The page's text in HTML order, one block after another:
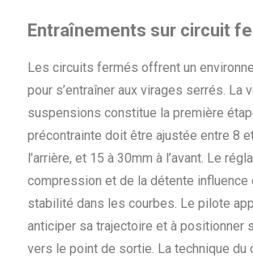
Entraînements sur circuit
Les circuits fermés offrent un
pour s’entraîner aux virages serrés. La
suspensions constitue la première
précontrainte doit être ajustée entre 8
l’arrière, et 15 à 30mm à l’avant. Le
compression et de la détente influence
stabilité dans les courbes. Le pilote
anticiper sa trajectoire et à positionner
vers le point de sortie. La technique du